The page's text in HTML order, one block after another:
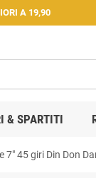
A 19,90
& SPARTITI
7" 45 giri Din Don